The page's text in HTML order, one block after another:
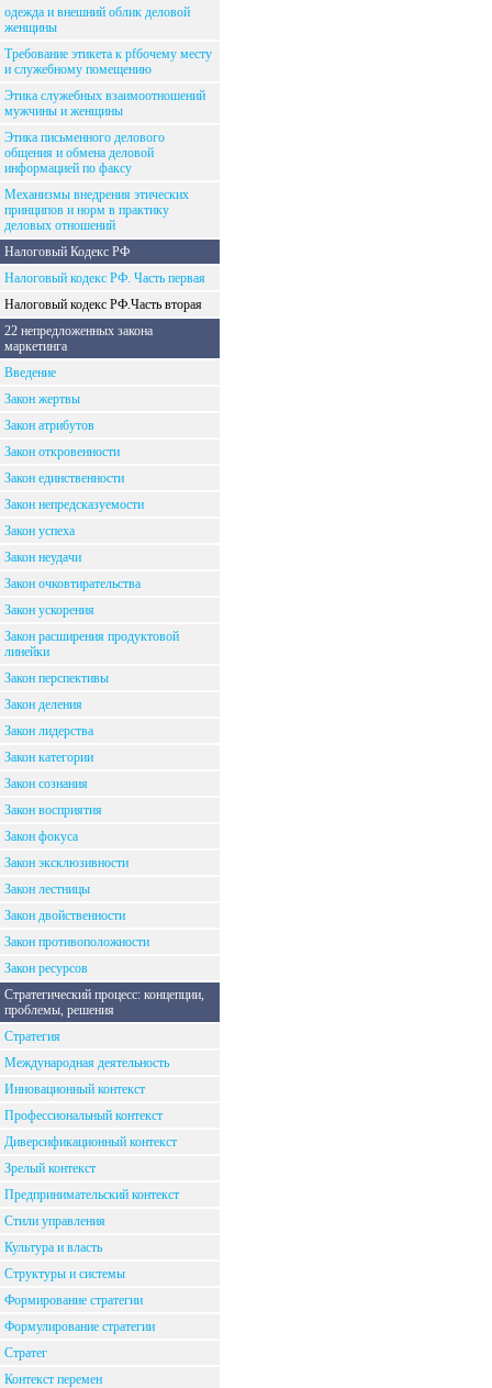
одежда и внешний облик деловой
женщины
Требование этикета к рfбочему месту
и служебному помещению
Этика служебных взаимоотношений
мужчины и женщины
Этика письменного делового
общения и обмена деловой
информацией по факсу
Механизмы внедрения этических
принципов и норм в практику
деловых отношений
Налоговый Кодекс РФ
Налоговый кодекс РФ. Часть первая
Налоговый кодекс РФ.Часть вторая
22 непредложенных закона
маркетинга
Введение
Закон жертвы
Закон атрибутов
Закон откровенности
Закон единственности
Закон непредсказуемости
Закон успеха
Закон неудачи
Закон очковтирательства
Закон ускорения
Закон расширения продуктовой
линейки
Закон перспективы
Закон деления
Закон лидерства
Закон категории
Закон сознания
Закон восприятия
Закон фокуса
Закон эксклюзивности
Закон лестницы
Закон двойственности
Закон противоположности
Закон ресурсов
Стратегический процесс: концепции,
проблемы, решения
Стратегия
Международная деятельность
Инновационный контекст
Профессиональный контекст
Диверсификационный контекст
Зрелый контекст
Предпринимательский контекст
Стили управления
Культура и власть
Структуры и системы
Формирование стратегии
Формулирование стратегии
Стратег
Контекст перемен